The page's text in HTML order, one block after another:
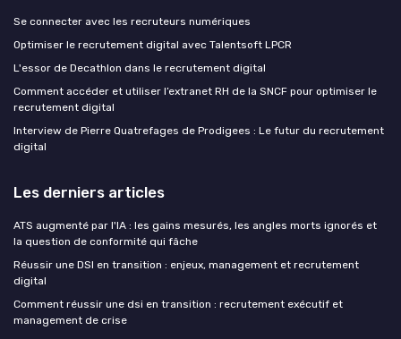
Se connecter avec les recruteurs numériques
Optimiser le recrutement digital avec Talentsoft LPCR
L'essor de Decathlon dans le recrutement digital
Comment accéder et utiliser l’extranet RH de la SNCF pour optimiser le
recrutement digital
Interview de Pierre Quatrefages de Prodigees : Le futur du recrutement
digital
Les derniers articles
ATS augmenté par l'IA : les gains mesurés, les angles morts ignorés et
la question de conformité qui fâche
Réussir une DSI en transition : enjeux, management et recrutement
digital
Comment réussir une dsi en transition : recrutement exécutif et
management de crise